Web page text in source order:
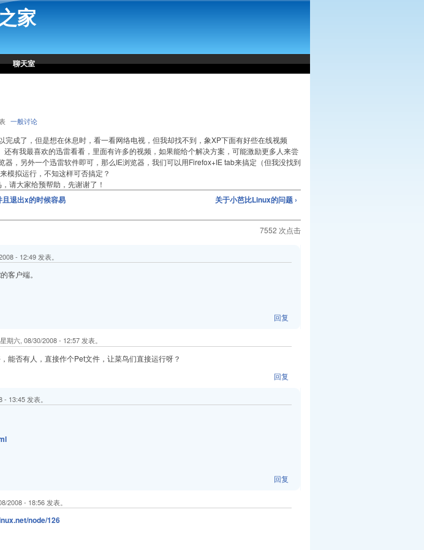
家
聊天室
一般讨论
完成了，但是想在休息时，看一看网络电视，但我却找不到，象XP下面有好些在线视频
有我最喜欢的迅雷看看，里面有许多的视频，如果能给个解决方案，可能激励更多人来尝
器，另外一个迅雷软件即可，那么IE浏览器，我们可以用Firefox+IE tab来搞定（但我没找到
模拟运行，不知这样可否搞定？
请大家给预帮助，先谢谢了！
且退出x的时候容易
关于小芭比Linux的问题 ›
7552 次点击
- 12:49 发表。
客户端。
回复
期六, 08/30/2008 - 12:57 发表。
能否有人，直接作个Pet文件，让菜鸟们直接运行呀？
回复
13:45 发表。
回复
2008 - 18:56 发表。
node/126